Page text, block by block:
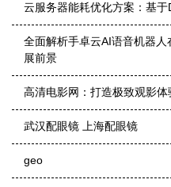
云服务器能耗优化方案：基
全面解析手卓云AI语音机器
展前景
高清电影网：打造极致观影
武汉配眼镜 上海配眼镜
geo